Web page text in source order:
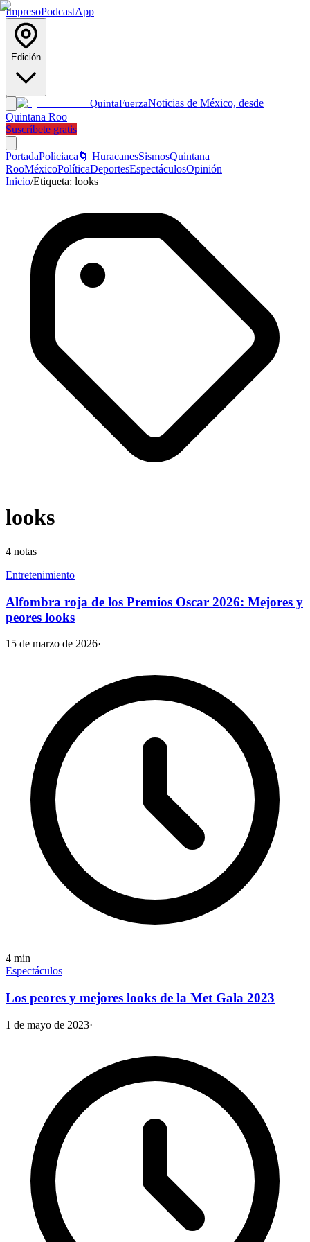
ImpresoPodcastApp
Edición
QuintaFuerzaNoticias de México, desde
Quintana Roo
Suscríbete gratis
PortadaPoliciaca 🌀 HuracanesSismosQuintana
RooMéxicoPolíticaDeportesEspectáculosOpinión
Inicio/Etiqueta: looks
looks
4 notas
Entretenimiento
Alfombra roja de los Premios Oscar 2026: Mejores y
peores looks
15 de marzo de 2026·
4 min
Espectáculos
Los peores y mejores looks de la Met Gala 2023
1 de mayo de 2023·